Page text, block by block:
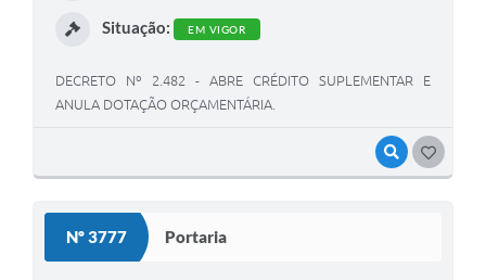
VISUALIZAR
Situação: EM VIGOR
DECRETO Nº 2.482 - ABRE CRÉDITO SUPLEMENTAR E
ANULA DOTAÇÃO ORÇAMENTÁRIA.
Nº 3777 Portaria